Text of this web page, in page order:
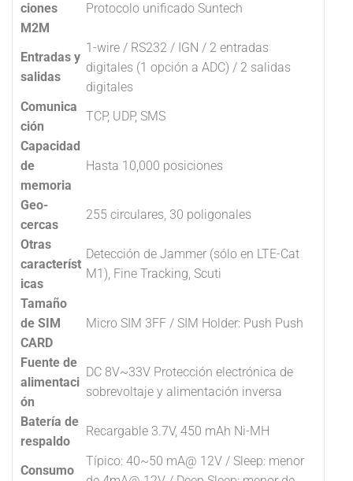
ciones
M2M
Protocolo unificado Suntech
Entradas y
salidas
1-wire / RS232 / IGN / 2 entradas
digitales (1 opción a ADC) / 2 salidas
digitales
Comunica
ción
TCP, UDP, SMS
Capacidad
de
memoria
Hasta 10,000 posiciones
Geo-
cercas
255 circulares, 30 poligonales
Otras
característ
icas
Detección de Jammer (sólo en LTE-Cat
M1), Fine Tracking, Scuti
Tamaño
de SIM
CARD
Micro SIM 3FF / SIM Holder: Push Push
Fuente de
alimentaci
ón
DC 8V~33V Protección electrónica de
sobrevoltaje y alimentación inversa
Batería de
respaldo
Recargable 3.7V, 450 mAh Ni-MH
Consumo
Típico: 40~50 mA@ 12V / Sleep: menor